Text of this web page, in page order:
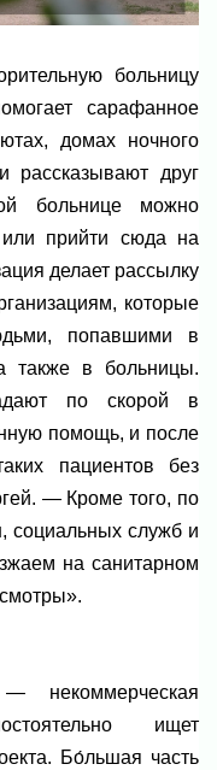
больницу
сарафанное
домах ночного
рассказывают друг
больнице можно
прийти сюда на
делает рассылку
которые
попавшими в
также в больницы.
по скорой в
помощь, и после
пациентов без
— Кроме того, по
социальных служб и
на санитарном
— некоммерческая
ищет
Бо́льшая часть